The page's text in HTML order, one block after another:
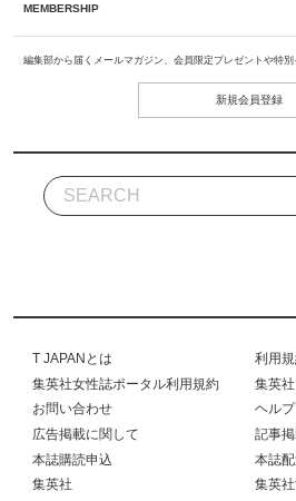
MEMBERSHIP
編集部から届くメールマガジン、会員限定プレゼントや特
新規会員登録
T JAPANとは
利用
集英社女性誌ポータル利用規約
集英
お問い合わせ
ヘルプ
広告掲載に関して
記事
本誌購読申込
本誌
集英社
集英